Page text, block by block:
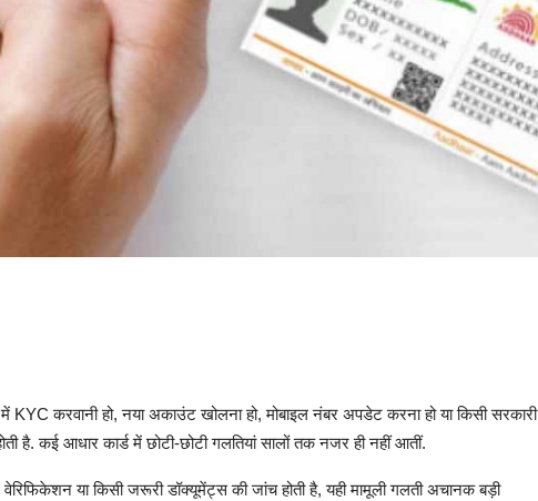
करवानी हो, नया अकाउंट खोलना हो, मोबाइल नंबर अपडेट करना हो या किसी सरकारी
है. कई आधार कार्ड में छोटी-छोटी गलतियां सालों तक नजर ही नहीं आतीं.
या किसी जरूरी डॉक्यूमेंट्स की जांच होती है, यही मामूली गलती अचानक बड़ी